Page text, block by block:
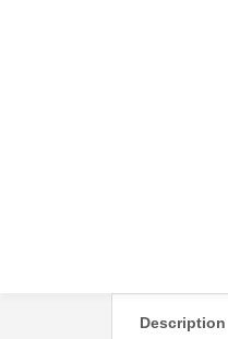
Description